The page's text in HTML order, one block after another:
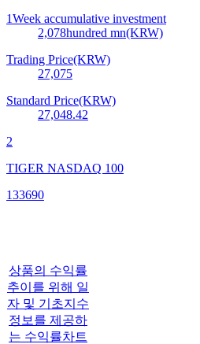
1Week accumulative investment
2,078hundred mn(KRW)
Trading Price(KRW)
27,075
Standard Price(KRW)
27,048.42
2
TIGER NASDAQ 100
133690
상품의 수익률
추이를 위해 일
자 및 기초지수
정보를 제공하
는 수익률차트